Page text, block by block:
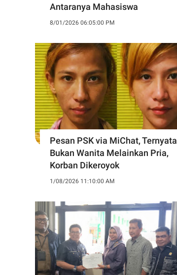
Antaranya Mahasiswa
8/01/2026 06:05:00 PM
Pesan PSK via MiChat, Ternyata
Bukan Wanita Melainkan Pria,
Korban Dikeroyok
1/08/2026 11:10:00 AM